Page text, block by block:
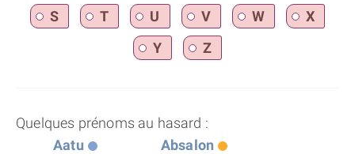
S
T U V W
X
Y
Z
Quelques prénoms au hasard :
Aatu
Absalon